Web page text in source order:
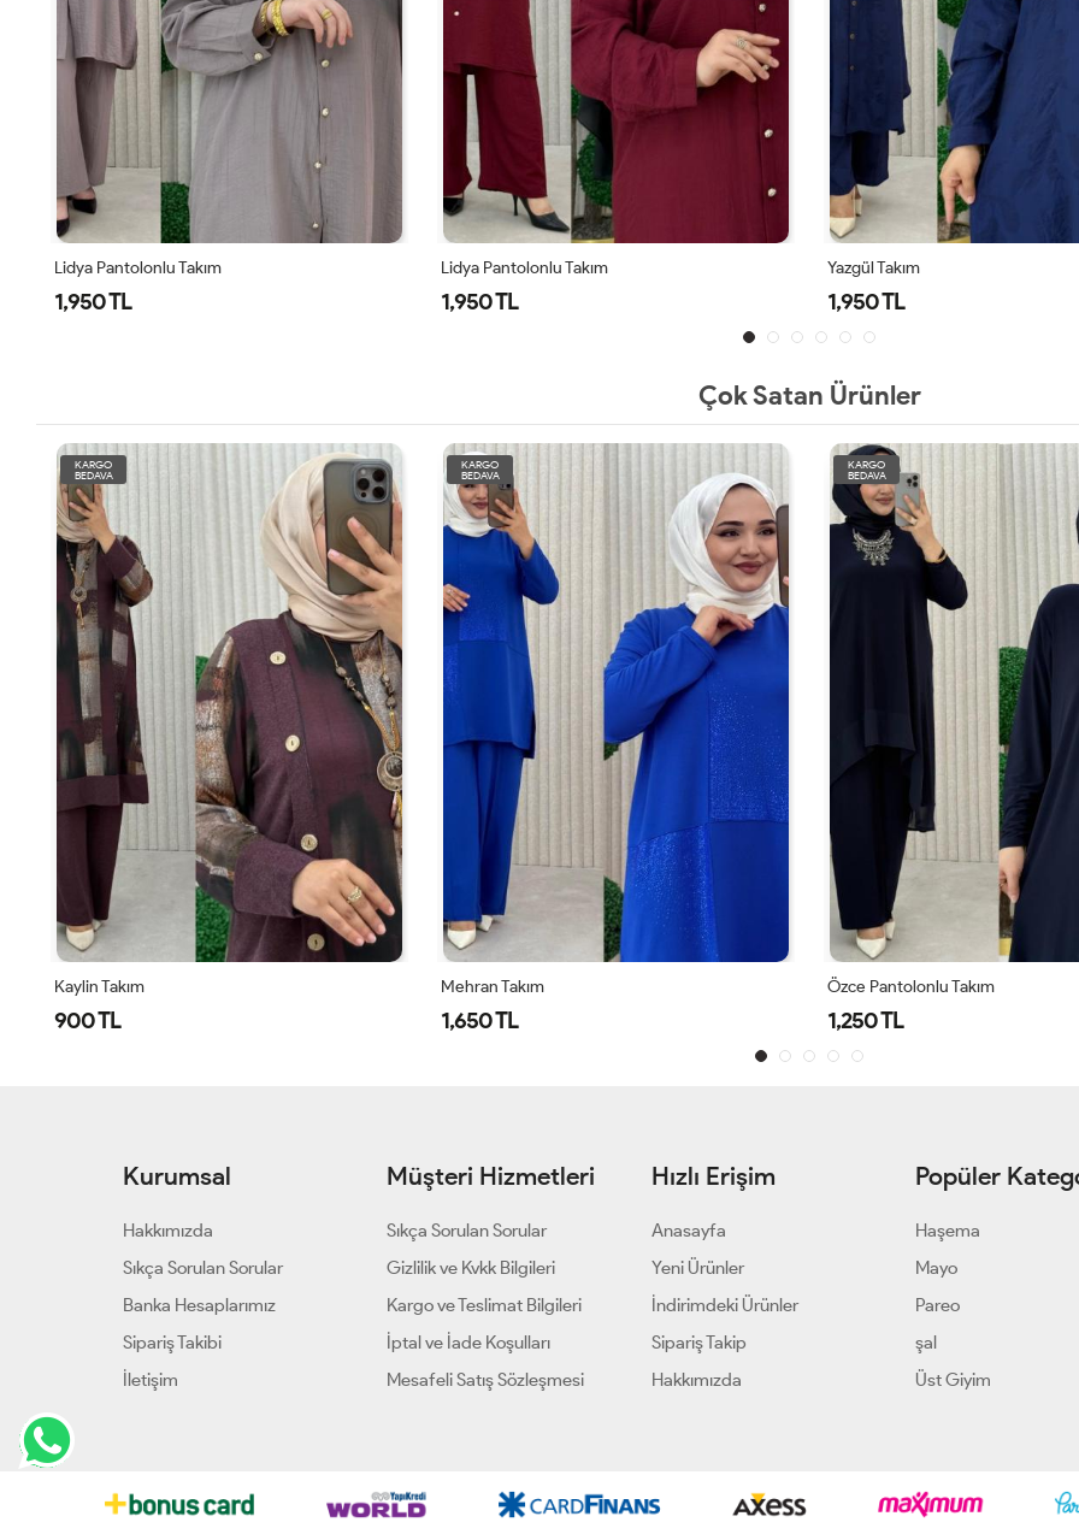
Lidya Pantolonlu Takım
1,950 TL
Lidya Pantolonlu Takım
1,950 TL
Yazgül Takım
1,950 TL
Çok Satan Ürünler
KARGO
BEDAVA
Kaylin Takım
900 TL
KARGO
BEDAVA
Mehran Takım
1,650 TL
KARGO
BEDAVA
Özce Pantolonlu Takım
1,250 TL
Kurumsal
Hakkımızda
Sıkça Sorulan Sorular
Banka Hesaplarımız
Sipariş Takibi
İletişim
Müşteri Hizmetleri
Sıkça Sorulan Sorular
Gizlilik ve Kvkk Bilgileri
Kargo ve Teslimat Bilgileri
İptal ve İade Koşulları
Mesafeli Satış Sözleşmesi
Hızlı Erişim
Anasayfa
Yeni Ürünler
İndirimdeki Ürünler
Sipariş Takip
Hakkımızda
Popüler
Haşema
Mayo
Pareo
şal
Üst Giyim